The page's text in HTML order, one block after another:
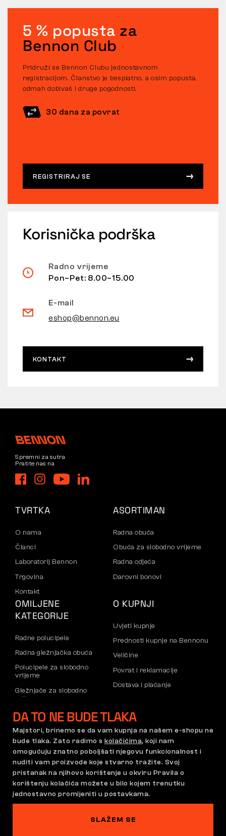
5 % popusta za
Bennon Club
Pridruži se Bennon Clubu jednostavnom
registracijom. Članstvo je besplatno, a osim popusta,
odmah dobivaš i druge pogodnosti.
30 dana za povrat
REGISTRIRAJ SE
Korisnička podrška
Radno vrijeme
Pon–Pet: 8.00–15.00
E-mail
eshop@bennon.eu
KONTAKT
Spremni za sutra
Pratite nas na
TVRTKA
O nama
Članci
Laboratorij Bennon
Trgovina
Kontakt
ASORTIMAN
Radna obuća
Obuća za slobodno vrijeme
Radna odjeća
Darovni bonovi
OMILJENE
KATEGORIJE
Radne polucipele
Radna gležnjačka obuća
Polucipele za slobodno
vrijeme
Gležnjače za slobodno
vrijeme
Hlače
Dukserice
O KUPNJI
Uvjeti kupnje
Prednosti kupnje na Bennonu
Veličine
Povrat i reklamacije
Dostava i plaćanje
Registracija B2B partnera
Reklamacije i jamstvo
Opći uvjeti poslovanja
Pravilnik o reklamacijama
Postavke kolačića
GDPR
Hrvatska | Hrvatski jezik
DA TO NE BUDE TLAKA
Majstori, brinemo se da vam kupnja na našem e-shopu ne
bude tlaka. Zato radimo s kolačićima, koji nam
omogućuju znatno poboljšati njegovu funkcionalnost i
nuditi vam proizvode koje stvarno tražite. Svoj
pristanak na njihovo korištenje u okviru Pravila o
korištenju kolačića možete u bilo kojem trenutku
jednostavno promijeniti u postavkama.
SLAŽEM SE